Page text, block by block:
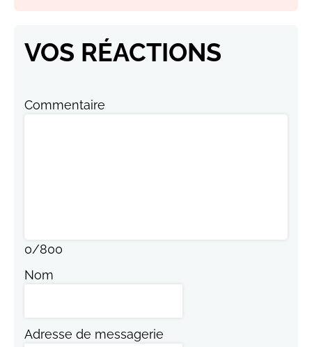
VOS RÉACTIONS
Commentaire
0/800
Nom
Adresse de messagerie